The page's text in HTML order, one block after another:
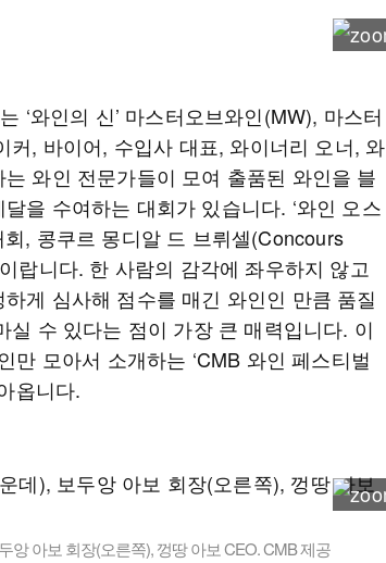
‘와인의 신’ 마스터오브와인(MW), 마스터
커, 바이어, 수입사 대표, 와이너리 오너, 와
와인 전문가들이 모여 출품된 와인을 블
을 수여하는 대회가 있습니다. ‘와인 오스
, 콩쿠르 몽디알 드 브뤼셀(Concours
랍니다. 한 사람의 감각에 좌우하지 않고
게 심사해 점수를 매긴 와인인 만큼 품질
실 수 있다는 점이 가장 큰 매력입니다. 이
만 모아서 소개하는 ‘CMB 와인 페스티벌
옵니다.
앙 아보 회장(오른쪽), 껑땅 아보 CEO. CMB 제공